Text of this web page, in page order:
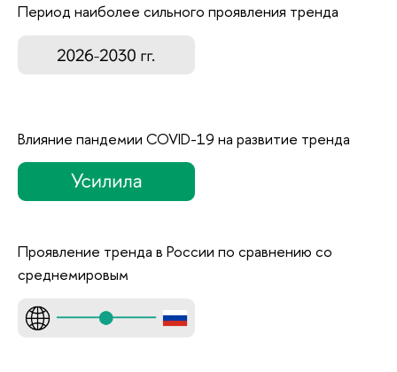
Период наиболее сильного проявления тренда
Влияние пандемии COVID-19 на развитие тренда
Проявление тренда в России по сравнению со
среднемировым